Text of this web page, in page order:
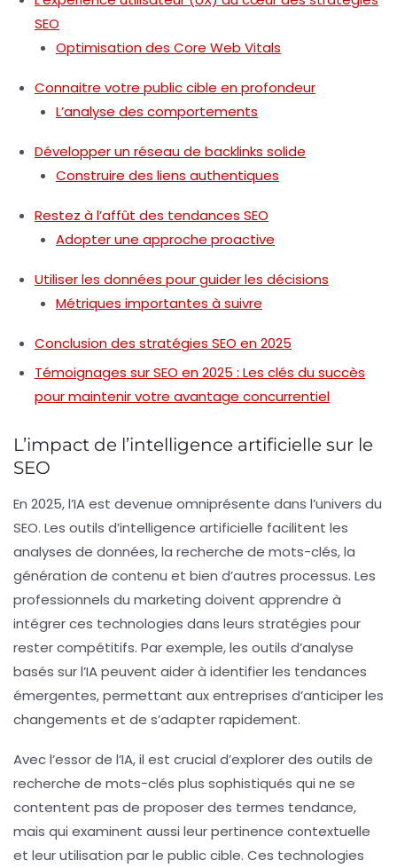
SEO
Optimisation des Core Web Vitals
Connaitre votre public cible en profondeur
L’analyse des comportements
Développer un réseau de backlinks solide
Construire des liens authentiques
Restez à l’affût des tendances SEO
Adopter une approche proactive
Utiliser les données pour guider les décisions
Métriques importantes à suivre
Conclusion des stratégies SEO en 2025
Témoignages sur SEO en 2025 : Les clés du succès
pour maintenir votre avantage concurrentiel
L’impact de l’intelligence artificielle sur le
SEO
En 2025, l’IAest devenue omniprésente dans l’univers du
SEO. Les outils d’intelligence artificielle facilitent les
analyses de données, la recherche de mots-clés, la
génération de contenu et bien d’autres processus. Les
professionnels du marketing doivent apprendre à
intégrer ces technologies dans leurs stratégies pour
rester compétitifs. Par exemple, les outils d’analyse
basés sur l’IA peuvent aider à identifier les tendances
émergentes, permettant aux entreprises d’anticiper les
changements et de s’adapter rapidement.
Avec l’essor de l’IA, il est crucial d’explorer des outils de
recherche de mots-clés plus sophistiqués qui ne se
contentent pas de proposer des termes tendance,
mais qui examinent aussi leur pertinence contextuelle
et leur utilisation par le public cible. Ces technologies